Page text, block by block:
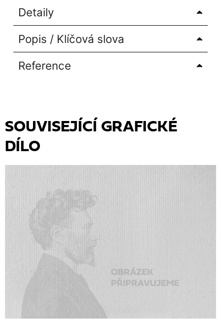
Detaily
Popis / Klíčová slova
Reference
SOUVISEJÍCÍ GRAFICKÉ
DÍLO